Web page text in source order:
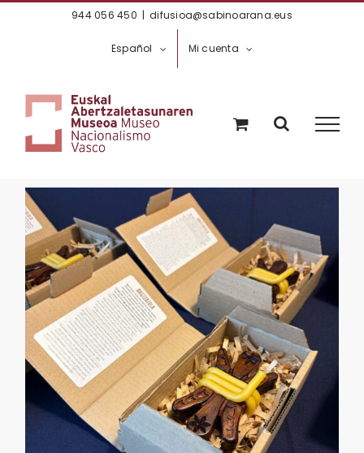
944 056 450 | difusioa@sabinoarana.eus
Español Mi cuenta